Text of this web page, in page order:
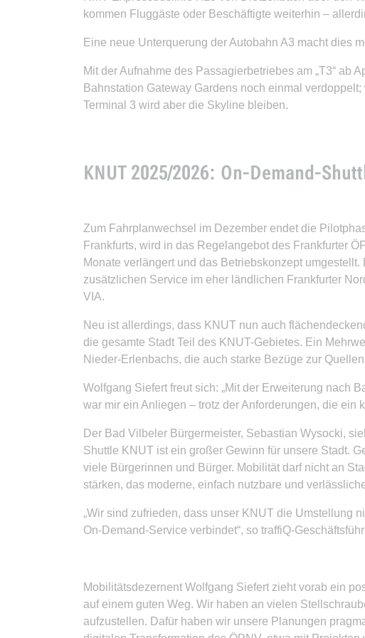
kommen Fluggäste oder Beschäftigte weiterhin –
Eine neue Unterquerung der Autobahn A3 macht dies
Mit der Aufnahme des Passagierbetriebes am „T3“
Bahnstation Gateway Gardens noch einmal
Terminal 3 wird aber die Skyline bleiben.
KNUT 2025/2026: On-Demand-
Zum Fahrplanwechsel im Dezember endet die
Frankfurts, wird in das Regelangebot des Frankfurter
Monate verlängert und das Betriebskonzept
zusätzlichen Service im eher ländlichen Frankfurter
VIA.
Neu ist allerdings, dass KNUT nun auch
die gesamte Stadt Teil des KNUT-Gebietes. Ein
Nieder-Erlenbachs, die auch starke Bezüge zur
Wolfgang Siefert freut sich: „Mit der Erweiterung nach
war mir ein Anliegen – trotz der Anforderungen, die ein
Der Bad Vilbeler Bürgermeister, Sebastian Wysocki,
Shuttle KNUT ist ein großer Gewinn für unsere Stadt.
viele Bürgerinnen und Bürger. Mobilität darf nicht an
stärken, das moderne, einfach nutzbare und
„Wir sind zufrieden, dass unser KNUT die Umstellung
On-Demand-Service verbindet“, so traffiQ-
Mobilitätsdezernent Wolfgang Siefert zieht vorab ein
auf einem guten Weg. Wir haben an vielen
aufzustellen. Dafür haben wir unsere Planungen